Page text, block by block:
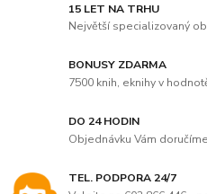
15 LET NA TRHU
Největší specializovaný
BONUSY ZDARMA
7500 knih, eknihy v
DO 24 HODIN
Objednávku Vám
TEL. PODPORA 24/7